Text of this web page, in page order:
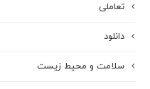
تعاملی
دانلود
سلامت و محیط زیست